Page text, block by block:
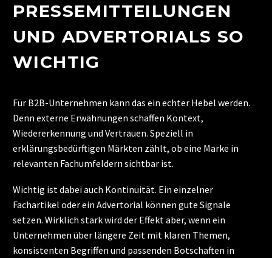
PRESSEMITTEILUNGEN
UND ADVERTORIALS SO
WICHTIG
Für B2B-Unternehmen kann das ein echter Hebel werden.
Denn externe Erwähnungen schaffen Kontext,
Wiedererkennung und Vertrauen. Speziell in
erklärungsbedürftigen Märkten zählt, ob eine Marke in
relevanten Fachumfeldern sichtbar ist.
Wichtig ist dabei auch Kontinuität. Ein einzelner
Fachartikel oder ein Advertorial können gute Signale
setzen. Wirklich stark wird der Effekt aber, wenn ein
Unternehmen über längere Zeit mit klaren Themen,
konsistenten Begriffen und passenden Botschaften in